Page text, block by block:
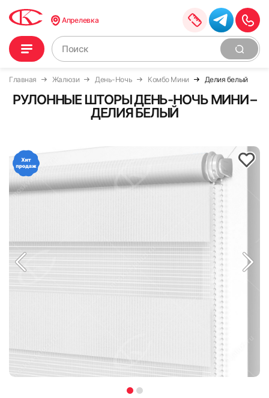
Апрелевка
Главная Жалюзи День-Ночь Комбо Мини Делия белый
РУЛОННЫЕ ШТОРЫ ДЕНЬ-НОЧЬ МИНИ –
ДЕЛИЯ БЕЛЫЙ